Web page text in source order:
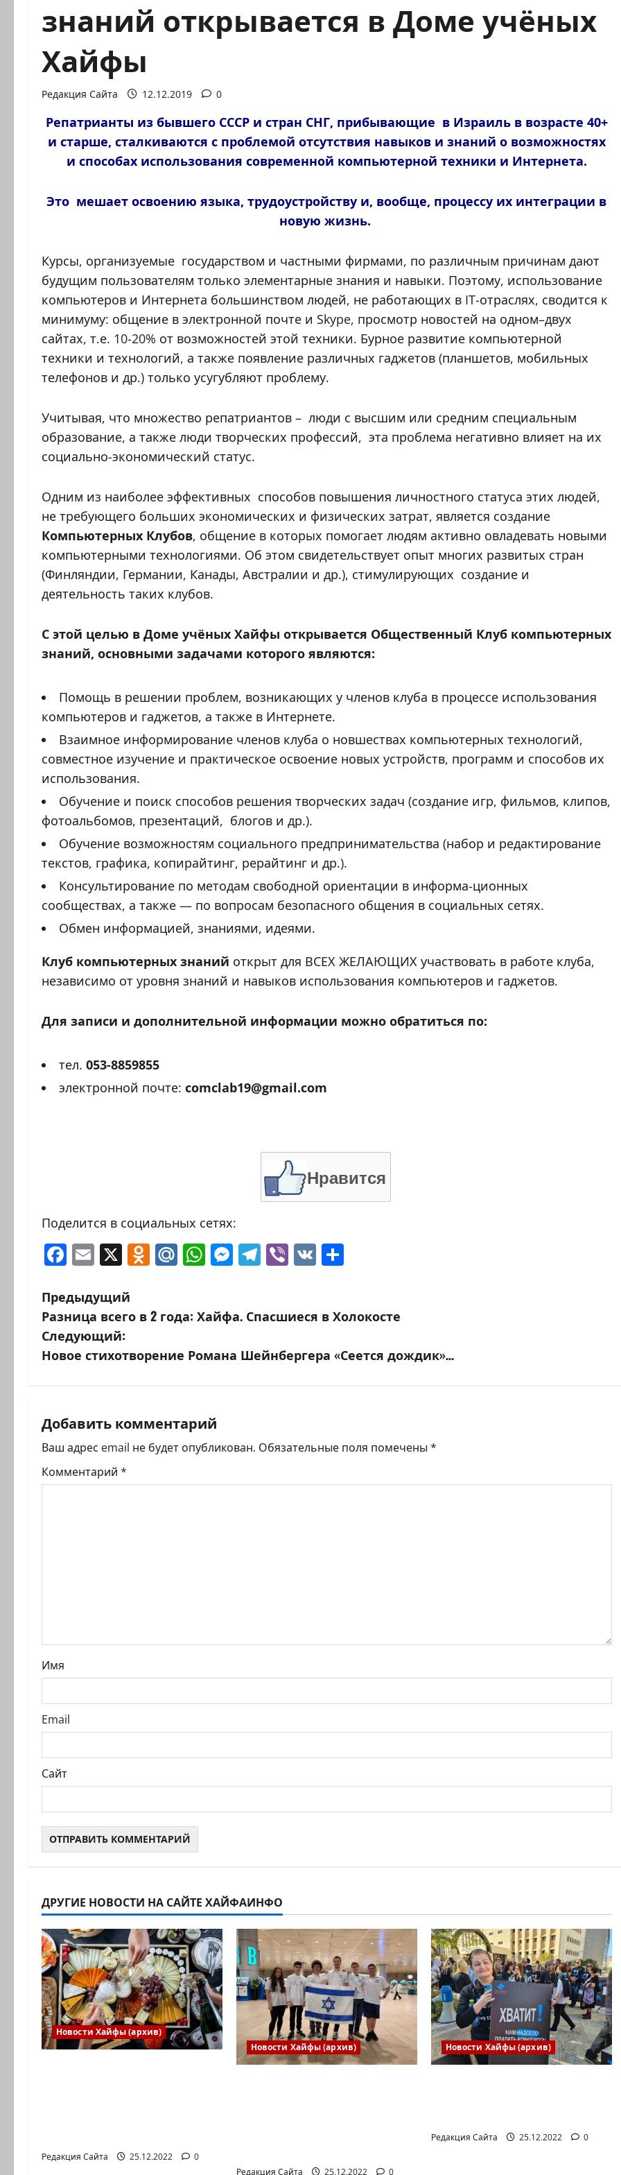
знаний открывается в Доме учёных
Хайфы
Редакция Сайта 12.12.2019 0
Репатрианты из бывшего СССР и стран СНГ, прибывающие в Израиль в возрасте 40+
и старше, сталкиваются с проблемой отсутствия навыков и знаний о возможностях
и способах использования современной компьютерной техники и Интернета.
Это мешает освоению языка, трудоустройству и, вообще, процессу их интеграции в
новую жизнь.
Курсы, организуемые государством и частными фирмами, по различным причинам дают
будущим пользователям только элементарные знания и навыки. Поэтому, использование
компьютеров и Интернета большинством людей, не работающих в IT-отраслях, сводится к
минимуму: общение в электронной почте и Skype, просмотр новостей на одном–двух
сайтах, т.е. 10-20% от возможностей этой техники. Бурное развитие компьютерной
техники и технологий, а также появление различных гаджетов (планшетов, мобильных
телефонов и др.) только усугубляют проблему.
Учитывая, что множество репатриантов – люди с высшим или средним специальным
образование, а также люди творческих профессий, эта проблема негативно влияет на их
социально-экономический статус.
Одним из наиболее эффективных способов повышения личностного статуса этих людей,
не требующего больших экономических и физических затрат, является создание
Компьютерных Клубов, общение в которых помогает людям активно овладевать новыми
компьютерными технологиями. Об этом свидетельствует опыт многих развитых стран
(Финляндии, Германии, Канады, Австралии и др.), стимулирующих создание и
деятельность таких клубов.
С этой целью в Доме учёных Хайфы открывается Общественный Клуб компьютерных
знаний, основными задачами которого являются:
Помощь в решении проблем, возникающих у членов клуба в процессе использования
компьютеров и гаджетов, а также в Интернете.
Взаимное информирование членов клуба о новшествах компьютерных технологий,
совместное изучение и практическое освоение новых устройств, программ и способов их
использования.
Обучение и поиск способов решения творческих задач (создание игр, фильмов, клипов,
фотоальбомов, презентаций, блогов и др.).
Обучение возможностям социального предпринимательства (набор и редактирование
текстов, графика, копирайтинг, рерайтинг и др.).
Консультирование по методам свободной ориентации в информа-ционных
сообществах, а также — по вопросам безопасного общения в социальных сетях.
Обмен информацией, знаниями, идеями.
Клуб компьютерных знаний открыт для ВСЕХ ЖЕЛАЮЩИХ участвовать в работе клуба,
независимо от уровня знаний и навыков использования компьютеров и гаджетов.
Для записи и дополнительной информации можно обратиться по:
тел. 053-8859855
электронной почте: comclab19@gmail.com
Нравится
Поделится в социальных сетях:
Facebook
Email
X Odnoklassniki
Mail.Ru
WhatsApp
Messenger
Telegram
Viber
VK
Н
а
в
г
а
ц
и
с
и
Предыдущий
Разница всего в 2 года: Хайфа. Спасшиеся в Холокосте
Следующий:
Новое стихотворение Романа Шейнбергера «Сеется дождик»…
Добавить комментарий
Ваш адрес email не будет опубликован. Обязательные поля помечены *
Комментарий *
Имя
Email
Сайт
ДРУГИЕ НОВОСТИ НА САЙТЕ ХАЙФАИНФО
Новости Хайфы (архив)
Редакция Сайта 25.12.2022 0
Новости Хайфы (архив)
Редакция Сайта 25.12.2022 0
Новости Хайфы (архив)
Редакция Сайта 25.12.2022 0